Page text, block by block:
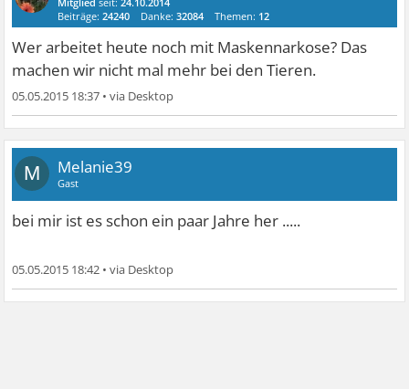
Beiträge:24240 Danke:32084 Themen: 12
Wer arbeitet heute noch mit Maskennarkose? Das
machen wir nicht mal mehr bei den Tieren.
05.05.2015 18:37 •
M Melanie39
Gast
bei mir ist es schon ein paar Jahre her .....
05.05.2015 18:42 •